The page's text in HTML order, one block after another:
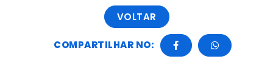
VOLTAR
COMPARTILHAR NO: